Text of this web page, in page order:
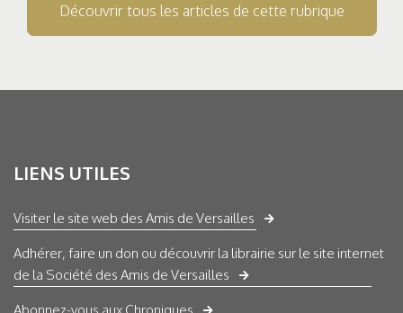
Découvrir tous les articles de cette rubrique
LIENS UTILES
Visiter le site web des Amis de Versailles
Adhérer, faire un don ou découvrir la librairie sur le site internet
de la Société des Amis de Versailles
Abonnez-vous aux Chroniques